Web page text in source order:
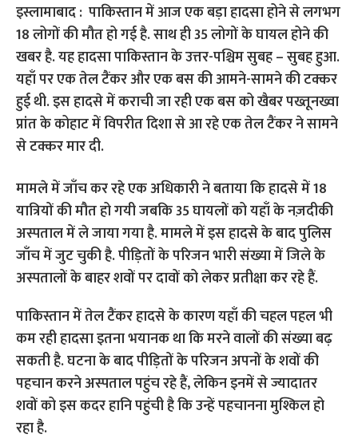
इस्लामाबाद : पाकिस्तान में आज एक बड़ा हादसा होने से लगभग
18 लोगों की मौत हो गई है. साथ ही 35 लोगों के घायल होने की
खबर है. यह हादसा पाकिस्तान के उत्तर-पश्चिम सुबह – सुबह हुआ.
यहाँ पर एक तेल टैंकर और एक बस की आमने-सामने की टक्कर
हुई थी. इस हादसे में कराची जा रही एक बस को खैबर पख्तूनख्वा
प्रांत के कोहाट में विपरीत दिशा से आ रहे एक तेल टैंकर ने सामने
से टक्कर मार दी.
मामले में जाँच कर रहे एक अधिकारी ने बताया कि हादसे में 18
यात्रियों की मौत हो गयी जबकि 35 घायलों को यहाँ के नज़दीकी
अस्पताल में ले जाया गया है. मामले में इस हादसे के बाद पुलिस
जाँच में जुट चुकी है. पीड़ितों के परिजन भारी संख्या में जिले के
अस्पतालों के बाहर शवों पर दावों को लेकर प्रतीक्षा कर रहे हैं.
पाकिस्तान में तेल टैंकर हादसे के कारण यहाँ की चहल पहल भी
कम रही हादसा इतना भयानक था कि मरने वालों की संख्या बढ़
सकती है. घटना के बाद पीड़ितों के परिजन अपनों के शवों की
पहचान करने अस्पताल पहुंच रहे हैं, लेकिन इनमें से ज्यादातर
शवों को इस कदर हानि पहुंची है कि उन्हें पहचानना मुश्किल हो
रहा है.